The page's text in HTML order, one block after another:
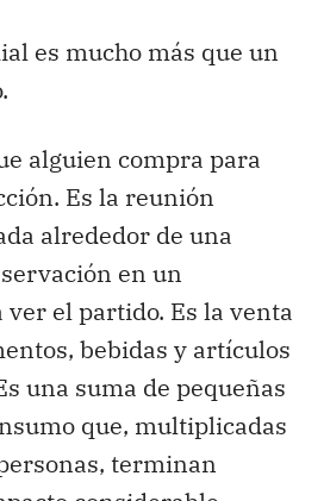
es mucho más que un
alguien compra para
Es la reunión
alrededor de una
en un
el partido. Es la venta
bebidas y artículos
una suma de pequeñas
que, multiplicadas
terminan